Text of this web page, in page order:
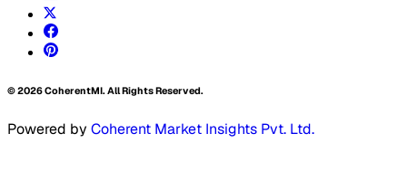
©2026CoherentMI. All Rights Reserved.
Powered by Coherent Market Insights Pvt. Ltd.